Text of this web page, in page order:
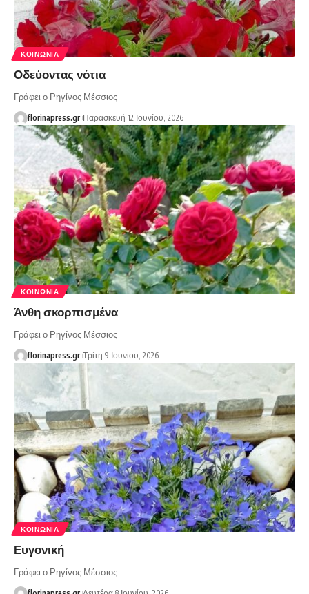
ΚΟΙΝΩΝΊΑ
Οδεύοντας νότια
Γράφει ο Ρηγίνος Μέσσιος
florinapress.gr Παρασκευή 12 Ιουνίου, 2026
ΚΟΙΝΩΝΊΑ
Άνθη σκορπισμένα
Γράφει ο Ρηγίνος Μέσσιος
florinapress.gr Τρίτη 9 Ιουνίου, 2026
ΚΟΙΝΩΝΊΑ
Ευγονική
Γράφει ο Ρηγίνος Μέσσιος